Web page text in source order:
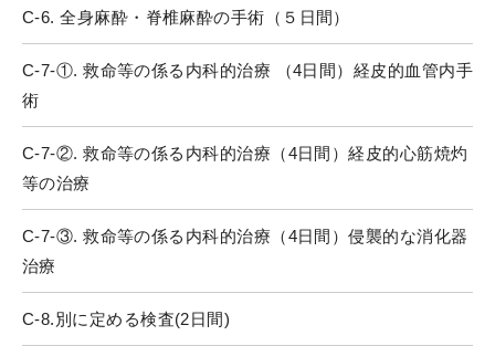
C-6. 全身麻酔・脊椎麻酔の手術（５日間）
C-7-①. 救命等の係る内科的治療 （4日間）経皮的血管内手
術
C-7-②. 救命等の係る内科的治療（4日間）経皮的心筋焼灼
等の治療
C-7-③. 救命等の係る内科的治療（4日間）侵襲的な消化器
治療
C-8.別に定める検査(2日間)